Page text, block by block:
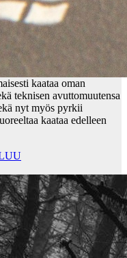
kaataa oman
teknisen avuttomuutensa
nyt myös pyrkii
kaataa edelleen